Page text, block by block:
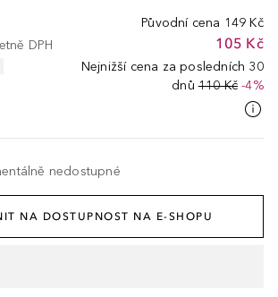
Původní cena 149 Kč
105 Kč
Nejnižší cena za posledních 30
dnů 110 Kč -4%
DPH
nedostupné
NA DOSTUPNOST NA E-SHOPU